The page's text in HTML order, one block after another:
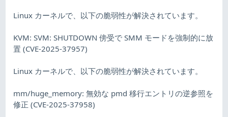
Linux カーネルで、以下の脆弱性が解決されています。
KVM: SVM: SHUTDOWN 傍受で SMM モードを強制的に放
置 (CVE-2025-37957)
Linux カーネルで、以下の脆弱性が解決されています。
mm/huge_memory: 無効な pmd 移行エントリの逆参照を
修正 (CVE-2025-37958)